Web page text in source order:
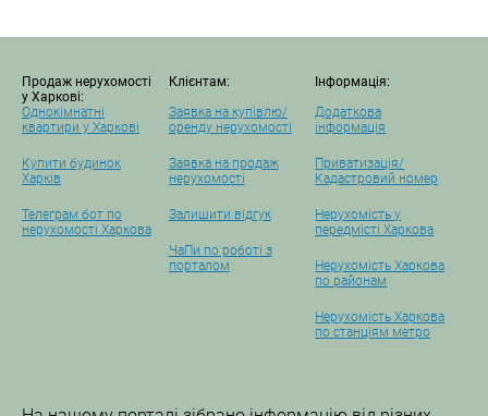
Продаж нерухомості
у Харкові:
Однокімнатні
квартири у Харкові
Купити будинок
Харків
Телеграм бот по
нерухомості Харкова
Клієнтам:
Заявка на купівлю/
оренду нерухомості
Заявка на продаж
нерухомості
Залишити відгук
ЧаПи по роботі з
порталом
Інформація:
Додаткова
інформація
Приватизація/
Кадастровий номер
Нерухомість у
передмісті Харкова
Нерухомість Харкова
по районам
Нерухомість Харкова
по станціям метро